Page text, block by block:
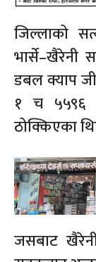
जिल्लाको
डबल क्याप
१ च ५५९६
ठोक्किएका
जसबाट